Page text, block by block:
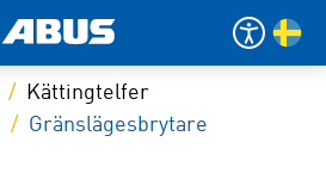
Kättingtelfer
Gränslägesbrytare